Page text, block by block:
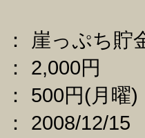
崖っぷち貯
2,000円
： 500円(月
2008/12/15